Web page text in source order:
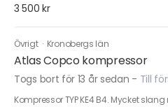
3 500 kr
Övrigt · Kronobergs län
Atlas Copco kompressor
Togs bort för 13 år sedan - Till
Kompressor TYP KE4 B4. Mycket